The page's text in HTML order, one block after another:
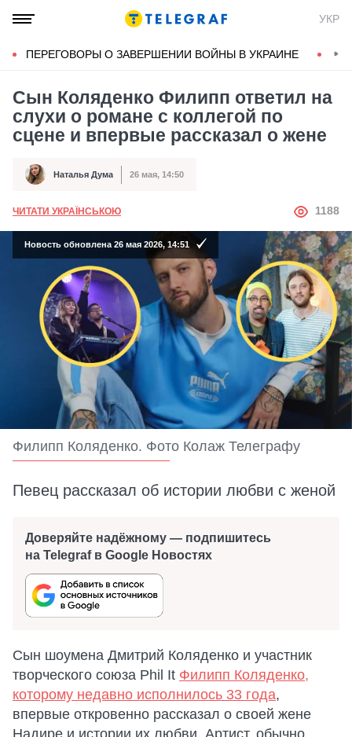
УКР
ПЕРЕГОВОРЫ О ЗАВЕРШЕНИИ ВОЙНЫ В УКРАИНЕ
Сын Коляденко Филипп ответил на
слухи о романе с коллегой по
сцене и впервые рассказал о жене
Автор Наталья Дума
Дата публикации 26 мая, 14:50
ЧИТАТИ УКРАЇНСЬКОЮ АВТОР
1188
Новость обновлена 26 мая 2026, 14:51
Филипп Коляденко. Фото Колаж Телеграфу
Певец рассказал об истории любви с женой
Доверяйте надёжному — подпишитесь
на Telegraf в Google Новостях
Сын шоумена Дмитрий Коляденко и участник
творческого союза Phil It Филипп Коляденко,
которому недавно исполнилось 33 года,
впервые откровенно рассказал о своей жене
Надире и истории их любви. Артист, обычно